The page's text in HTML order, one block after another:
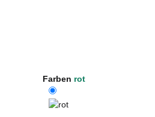
Farben rot